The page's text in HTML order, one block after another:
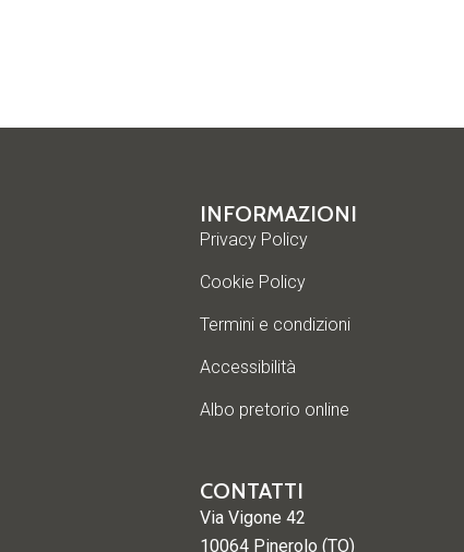
INFORMAZIONI
Privacy Policy
Cookie Policy
Termini e condizioni
Accessibilità
Albo pretorio online
CONTATTI
Via Vigone 42
10064 Pinerolo (TO)